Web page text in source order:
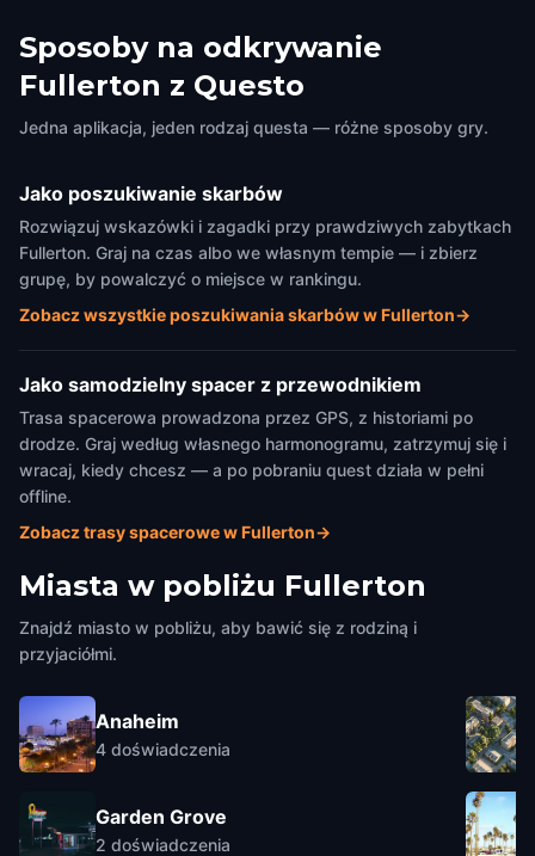
Sposoby na odkrywanie
Fullerton z Questo
Jedna aplikacja, jeden rodzaj questa — różne sposoby gry.
Jako poszukiwanie skarbów
Rozwiązuj wskazówki i zagadki przy prawdziwych zabytkach
Fullerton. Graj na czas albo we własnym tempie — i zbierz
grupę, by powalczyć o miejsce w rankingu.
Zobacz wszystkie poszukiwania skarbów w Fullerton→
Jako samodzielny spacer z przewodnikiem
Trasa spacerowa prowadzona przez GPS, z historiami po
drodze. Graj według własnego harmonogramu, zatrzymuj się i
wracaj, kiedy chcesz — a po pobraniu quest działa w pełni
offline.
Zobacz trasy spacerowe w Fullerton→
Miasta w pobliżu Fullerton
Znajdź miasto w pobliżu, aby bawić się z rodziną i
przyjaciółmi.
Anaheim
4 doświadczenia
Garden Grove
2 doświadczenia